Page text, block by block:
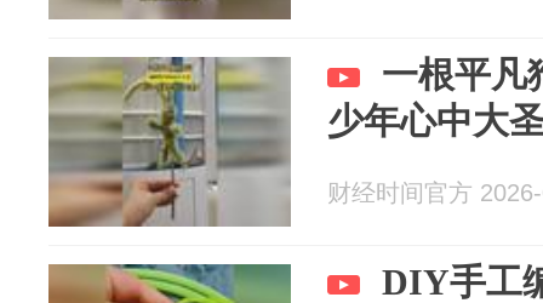
一根平凡
少年心中大
财经时间官方
DIY手工